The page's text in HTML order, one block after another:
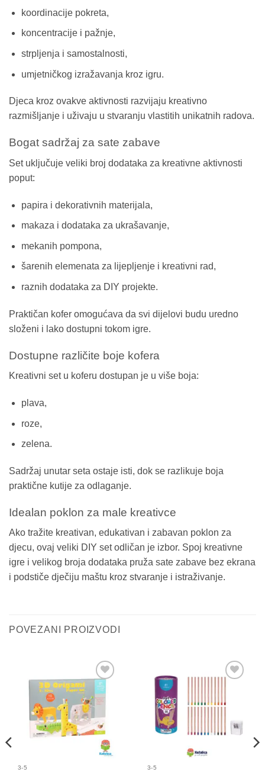
koordinacije pokreta,
koncentracije i pažnje,
strpljenja i samostalnosti,
umjetničkog izražavanja kroz igru.
Djeca kroz ovakve aktivnosti razvijaju kreativno
razmišljanje i uživaju u stvaranju vlastitih unikatnih radova.
Bogat sadržaj za sate zabave
Set uključuje veliki broj dodataka za kreativne aktivnosti
poput:
papira i dekorativnih materijala,
makaza i dodataka za ukrašavanje,
mekanih pompona,
šarenih elemenata za lijepljenje i kreativni rad,
raznih dodataka za DIY projekte.
Praktičan kofer omogućava da svi dijelovi budu uredno
složeni i lako dostupni tokom igre.
Dostupne različite boje kofera
Kreativni set u koferu dostupan je u više boja:
plava,
roze,
zelena.
Sadržaj unutar seta ostaje isti, dok se razlikuje boja
praktične kutije za odlaganje.
Idealan poklon za male kreativce
Ako tražite kreativan, edukativan i zabavan poklon za
djecu, ovaj veliki DIY set odličan je izbor. Spoj kreativne
igre i velikog broja dodataka pruža sate zabave bez ekrana
i podstiče dječiju maštu kroz stvaranje i istraživanje.
POVEZANI PROIZVODI
Sačuvaj
proizvod
3-5 3-5